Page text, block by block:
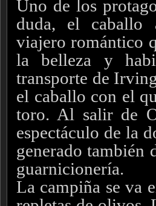
Uno de los
duda, el caballo
viajero romántico
la belleza y
transporte de
el caballo con el
toro. Al salir de
espectáculo de la
generado también
guarnicionería.
La campiña se va